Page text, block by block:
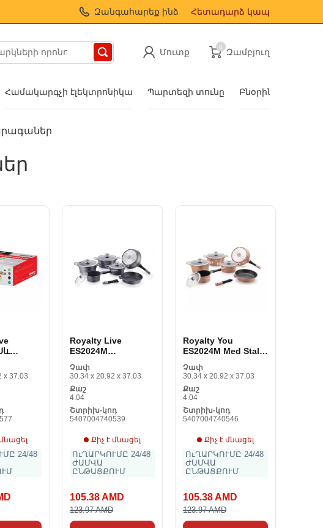
Զանգահարեք ինձ Հետադարձ կապ
Մուտք
0
Զամբյուղ
Համակարգչի էլեկտրոնիկա Պարտեզի տունը Բնօրինակ
x 37.03
24/48
Royalty Live
ES2024M
արծաթ 14 Piese
Չափ
30.34 x 20.92 x 37.03
Քաշ
4.04
Շտրիխ-կոդ
5407004740539
Քիչ է մնացել
ՈւՂԱՐԿՈՒՄԸ 24/48
ԺԱՄՎԱ
ԸՆԹԱՑՔՈՒՄ
105.38 AMD
123.97 AMD
Royalty You
ES2024M Med Stal
Չափ
30.34 x 20.92 x 37.03
Քաշ
4.04
Շտրիխ-կոդ
5407004740546
Քիչ է մնացել
ՈւՂԱՐԿՈՒՄԸ 24/48
ԺԱՄՎԱ
ԸՆԹԱՑՔՈՒՄ
105.38 AMD
123.97 AMD